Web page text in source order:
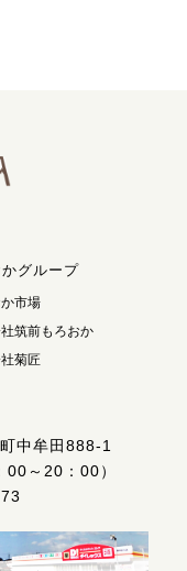
かグループ
市場
筑前もろおか
菊匠
中牟田888-1
00～20：00）